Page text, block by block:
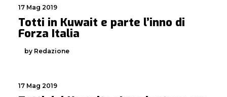
17 Mag 2019
Totti in Kuwait e parte l’inno di
Forza Italia
by Redazione
17 Mag 2019